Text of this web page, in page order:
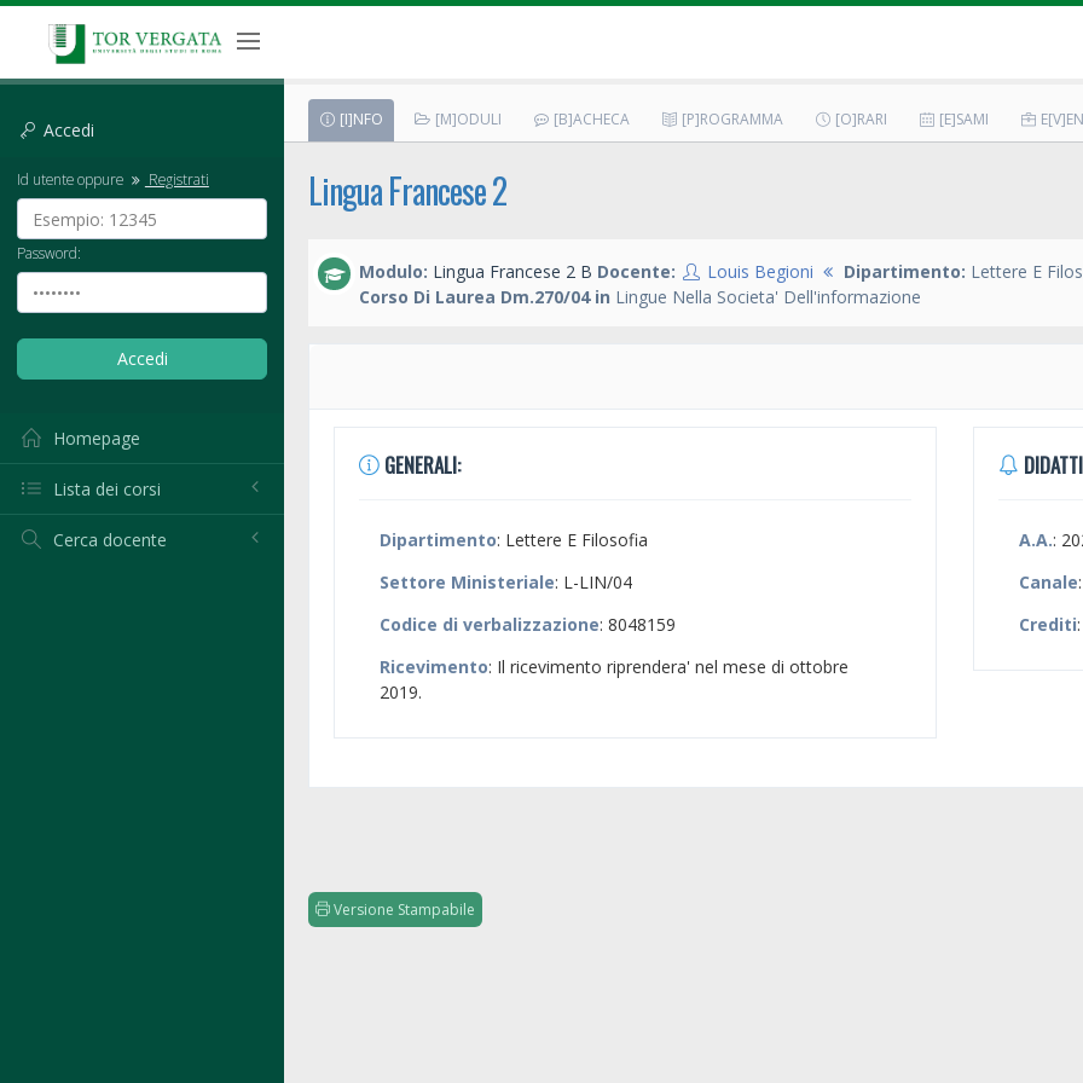
Accedi
Id utente oppure Registrati
Password:
Homepage
Lista dei corsi
Cerca docente
[I]NFO [M]ODULI [B]ACHECA [P]ROGRAMMA [O]RARI [E]SAMI
Lingua Francese 2
Modulo: Lingua Francese 2 B Docente: Louis Begioni Dipartimento: Lettere E
Corso Di Laurea Dm.270/04 in Lingue Nella Societa' Dell'informazione
GENERALI:
Dipartimento: Lettere E Filosofia
Settore Ministeriale: L-LIN/04
Codice di verbalizzazione: 8048159
Ricevimento: Il ricevimento riprendera' nel mese di ottobre
2019.
A.A.:
Canale
Crediti
Versione Stampabile